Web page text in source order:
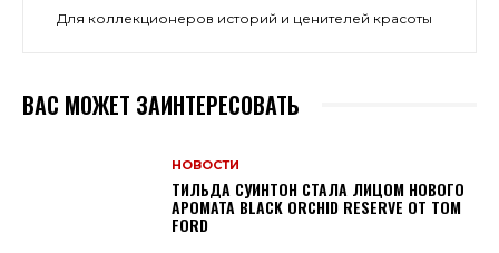
Для коллекционеров историй и ценителей красоты
ВАС МОЖЕТ ЗАИНТЕРЕСОВАТЬ
НОВОСТИ
ТИЛЬДА СУИНТОН СТАЛА ЛИЦОМ НОВОГО
АРОМАТА BLACK ORCHID RESERVE ОТ TOM
FORD